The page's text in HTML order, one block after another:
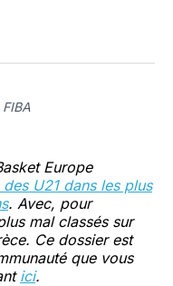
Europe
U21 dans les plus
. Avec, pour
mal classés sur
Ce dossier est
que vous
ici.